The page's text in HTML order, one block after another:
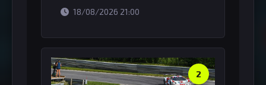
18/08/2026 21:00
2